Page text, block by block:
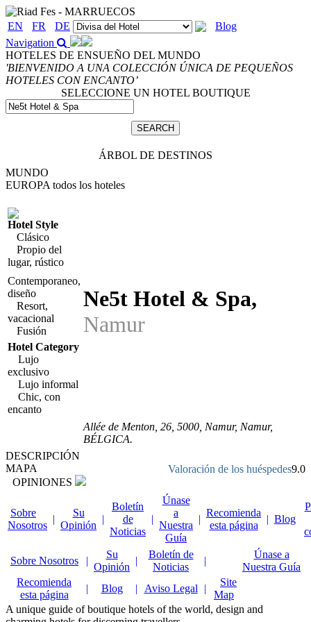
EN FR DE
Blog
Navigation
HOTELES DE ENSUEÑO DEL MUNDO
'BIENVENIDO A UNA COLECCIÓN ÚNICA DE PEQUEÑOS
HOTELES CON ENCANTO’
SELECCIONE UN HOTEL BOUTIQUE
ÁRBOL DE DESTINOS
MUNDO
EUROPA todos los hoteles
Hotel Style
Clásico
Propio del
lugar, rústico
Contemporaneo,
diseño
Resort,
vacacional
Fusión
Hotel Category
Lujo
exclusivo
Lujo informal
Chic, con
encanto
Ne5t Hotel & Spa,
Namur
Allée de Menton, 26 5000 , Namur, Namur,
BÉLGICA.
Valoración de los huéspedes9.0
DESCRIPCIÓN
MAPA
OPINIONES
Sobre
Nosotros
|
Su
Opinión
|
Boletín
de
Noticias
|
Únase
a
Nuestra
Guía
|
Recomienda
esta página
| Blog
Sobre Nosotros |
Su
Opinión
|
Boletín de
Noticias
|
Únase a
Nuestra Guía
Recomienda
esta página
| Blog | Aviso Legal |
Site
Map
A unique guide of boutique hotels of the world, design and